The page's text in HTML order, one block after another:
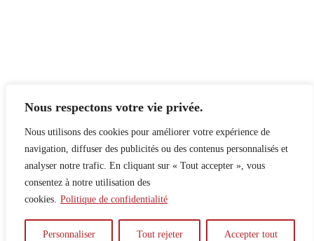
Nous respectons votre vie privée.
Nous utilisons des cookies pour améliorer votre expérience de
navigation, diffuser des publicités ou des contenus personnalisés et
analyser notre trafic. En cliquant sur « Tout accepter », vous
consentez à notre utilisation des
cookies. Politique de confidentialité
Personnaliser Tout rejeter Accepter tout